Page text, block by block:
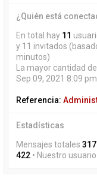
¿Quién está
En total hay 11
y 11 invitados
minutos)
La mayor cantidad
Sep 09, 2021 8:09 pm
Referencia:
Estadísticas
Mensajes totales 317
422 • Nuestro